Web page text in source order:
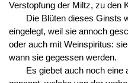
Verstopfung der Miltz, zu den
Die Blüten dieses Ginsts
eingelegt, weil sie annoch
oder auch mit Weinspiritus:
wann sie gegessen werden.
Es giebet auch noch eine